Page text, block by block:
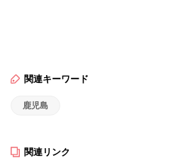
関連キーワード
鹿児島
関連リンク